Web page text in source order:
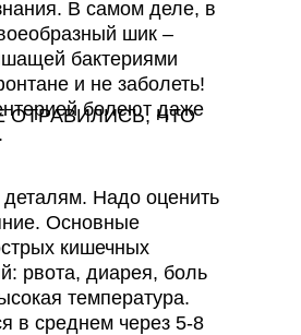
ОТРАВИЛИСЬ, ЧТО
В самом деле, в
шик –
бактериями
и не заболеть!
болеют даже
Надо оценить
Основные
кишечных
рвота, диарея, боль
температура.
в среднем через 5-8